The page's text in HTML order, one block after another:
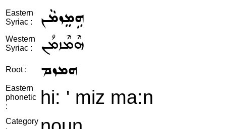
Eastern
Syriac :
ܗܹܡܸܙܡܵܢ
Western
Syriac :
ܗܶܡܶܙܡܳܢ
Root : ܗܡܙܡ
Eastern
phonetic
:
hi: ' miz ma:n
Category